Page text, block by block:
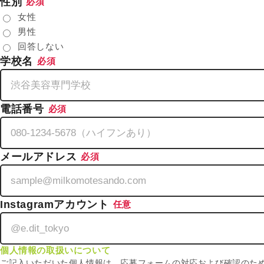
女性
男性
回答しない
学校名 必須
電話番号 必須
メールアドレス 必須
Instagramアカウント 任意
個人情報の取扱いについて